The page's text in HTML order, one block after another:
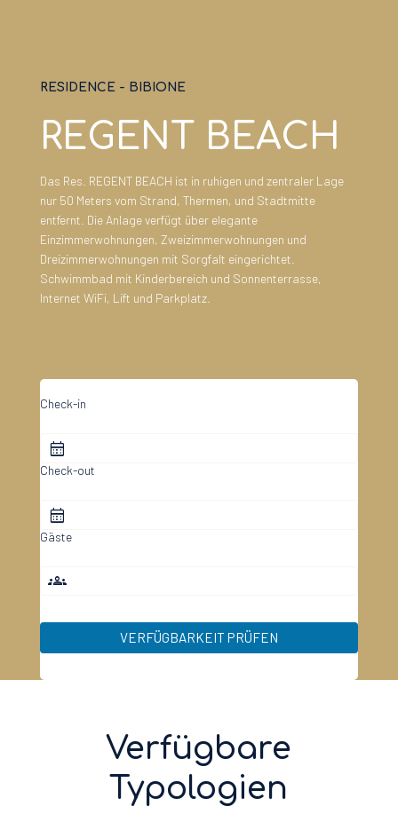
RESIDENCE- BIBIONE
REGENT BEACH
Das Res. REGENT BEACH ist in ruhigen und zentraler Lage
nur 50 Meters vom Strand, Thermen, und Stadtmitte
entfernt. Die Anlage verfügt über elegante
Einzimmerwohnungen, Zweizimmerwohnungen und
Dreizimmerwohnungen mit Sorgfalt eingerichtet.
Schwimmbad mit Kinderbereich und Sonnenterrasse,
Internet WiFi, Lift und Parkplatz.
Check-in
Check-out
Gäste
VERFÜGBARKEIT PRÜFEN
Verfügbare
Typologien